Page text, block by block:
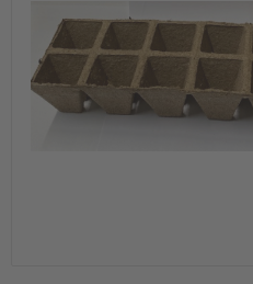
und Zwiebeln